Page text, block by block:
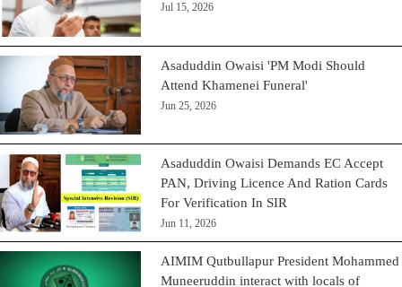
Jul 15, 2026
Asaduddin Owaisi 'PM Modi Should
Attend Khamenei Funeral'
Jun 25, 2026
Asaduddin Owaisi Demands EC Accept
PAN, Driving Licence And Ration Cards
For Verification In SIR
Jun 11, 2026
AIMIM Qutbullapur President Mohammed
Muneeruddin interact with locals of